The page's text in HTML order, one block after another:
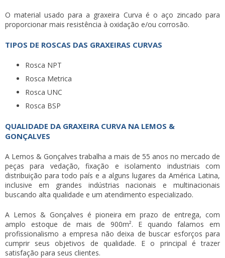
O material usado para a graxeira Curva é o aço zincado para
proporcionar mais resistência à oxidação e/ou corrosão.
TIPOS DE ROSCAS DAS GRAXEIRAS CURVAS
Rosca NPT
Rosca Metrica
Rosca UNC
Rosca BSP
QUALIDADE DA GRAXEIRA CURVA NA LEMOS &
GONÇALVES
A Lemos & Gonçalves trabalha a mais de 55 anos no mercado de
peças para vedação, fixação e isolamento industriais com
distribuição para todo país e a alguns lugares da América Latina,
inclusive em grandes indústrias nacionais e multinacionais
buscando alta qualidade e um atendimento especializado.
A Lemos & Gonçalves é pioneira em prazo de entrega, com
amplo estoque de mais de 900m². E quando falamos em
profissionalismo a empresa não deixa de buscar esforços para
cumprir seus objetivos de qualidade. E o principal é trazer
satisfação para seus clientes.